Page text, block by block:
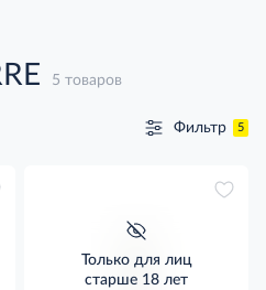
5 товаров
Фильтр 5
Только для лиц
старше 18 лет